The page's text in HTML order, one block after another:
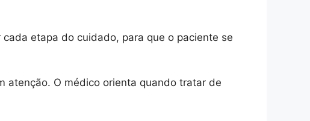
etapa do cuidado, para que o paciente se
atenção. O médico orienta quando tratar de